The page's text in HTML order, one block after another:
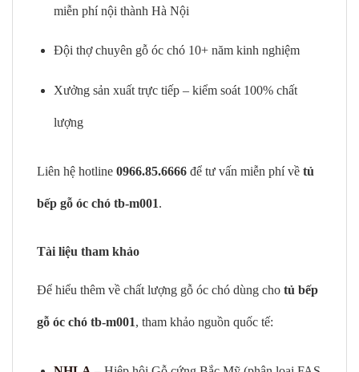
miễn phí nội thành Hà Nội
Đội thợ chuyên gỗ óc chó 10+ năm kinh nghiệm
Xưởng sản xuất trực tiếp – kiểm soát 100% chất
lượng
Liên hệ hotline 0966.85.6666 để tư vấn miễn phí về tủ
bếp gỗ óc chó tb-m001.
Tài liệu tham khảo
Để hiểu thêm về chất lượng gỗ óc chó dùng cho tủ bếp
gỗ óc chó tb-m001, tham khảo nguồn quốc tế: